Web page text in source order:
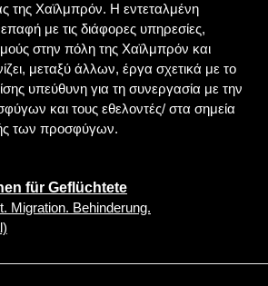
της Χαϊλμπρόν. Η εντεταλμένη
με τις διάφορες υπηρεσίες,
στην πόλη της Χαϊλμπρόν και
μεταξύ άλλων, έργα σχετικά με το
υπεύθυνη για τη συνεργασία με την
και τους εθελοντές/ στα σημεία
των προσφύγων.
für Geflüchtete
Migration. Behinderung.